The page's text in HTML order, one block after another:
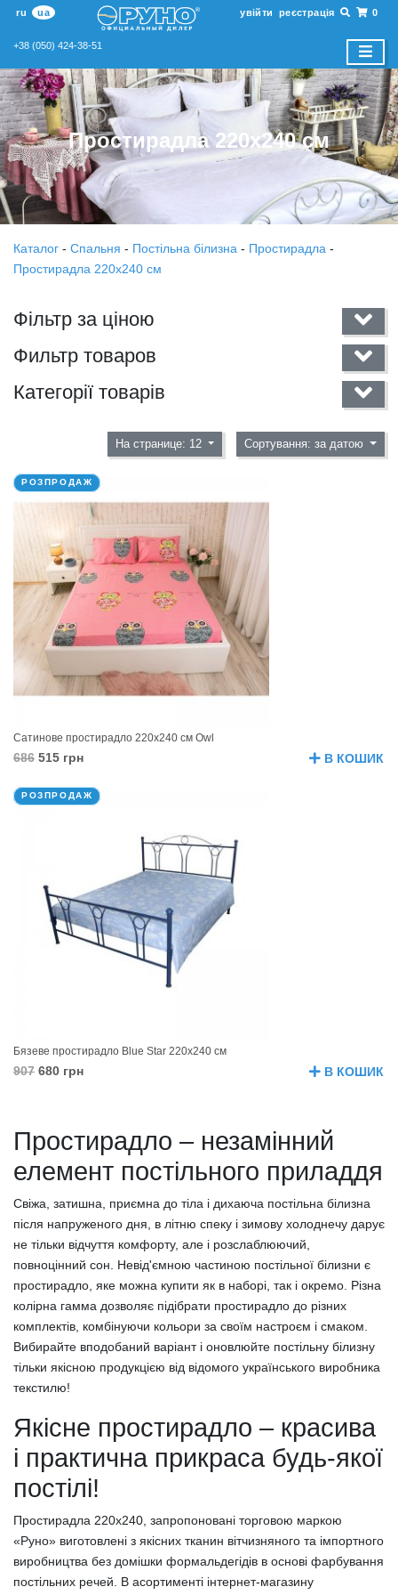
ru ua увійти реєстрація 0
+38 (050) 424-38-51
Простирадла 220х240 см
Каталог - Спальня - Постільна білизна - Простирадла -
Простирадла 220х240 см
Фільтр за ціною
Фильтр товаров
Категорії товарів
На странице: 12 Сортування: за датою
РОЗПРОДАЖ
Сатинове простирадло 220х240 см Owl
686 515 грн В КОШИК
РОЗПРОДАЖ
Бязеве простирадло Blue Star 220х240 см
907 680 грн В КОШИК
Простирадло – незамінний
елемент постільного приладдя
Свіжа, затишна, приємна до тіла і дихаюча постільна білизна
після напруженого дня, в літню спеку і зимову холоднечу дарує
не тільки відчуття комфорту, але і розслаблюючий,
повноцінний сон. Невід'ємною частиною постільної білизни є
простирадло, яке можна купити як в наборі, так і окремо. Різна
колірна гамма дозволяє підібрати простирадло до різних
комплектів, комбінуючи кольори за своїм настроєм і смаком.
Вибирайте вподобаний варіант і оновлюйте постільну білизну
тільки якісною продукцією від відомого українського виробника
текстилю!
Якісне простирадло – красива
і практична прикраса будь-якої
постілі!
Простирадла 220х240, запропоновані торговою маркою
«Руно» виготовлені з якісних тканин вітчизняного та імпортного
виробництва без домішки формальдегідів в основі фарбування
постільних речей. В асортименті інтернет-магазину